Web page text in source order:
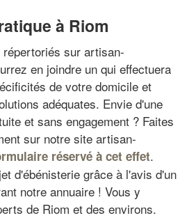
à Riom
sur artisan-
en joindre un qui effectuera
de votre domicile et
adéquates. Envie d'une
et sans engagement ? Faites
sur notre site artisan-
réservé à cet effet.
d'ébénisterie grâce à l'avis d'un
notre annuaire ! Vous y
de Riom et des environs.